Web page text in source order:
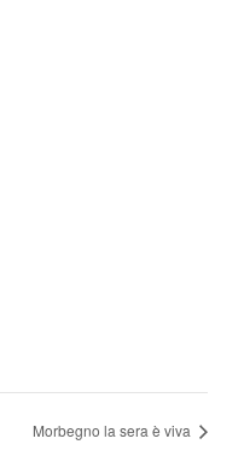
Morbegno la sera è viva